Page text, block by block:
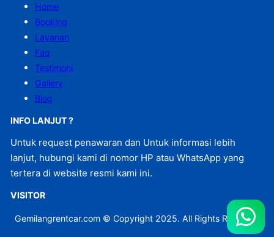
Home
Booking
Layanan
Faq
Testimoni
Gallery
Blog
INFO LANJUT ?
Untuk request penawaran dan Untuk informasi lebih
lanjut, hubungi kami di nomor HP atau WhatsApp yang
tertera di website resmi kami ini.
VISITOR
Gemilangrentcar.com © Copyright 2025. All Rights Reserved